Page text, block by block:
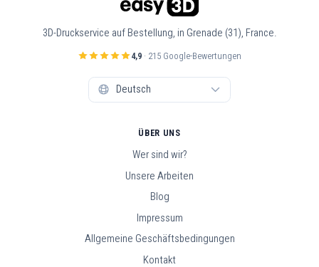
3D-Druckservice auf Bestellung, in Grenade (31), France.
4,9· 215 Google-Bewertungen
ÜBER UNS
Wer sind wir?
Unsere Arbeiten
Blog
Impressum
Allgemeine Geschäftsbedingungen
Kontakt